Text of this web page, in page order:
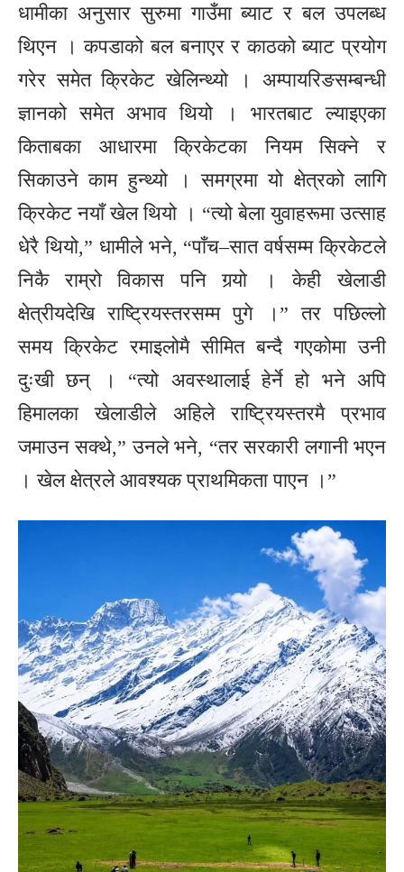
धामीका अनुसार सुरुमा गाउँमा ब्याट र बल उपलब्ध
थिएन । कपडाको बल बनाएर र काठको ब्याट प्रयोग
गरेर समेत क्रिकेट खेलिन्थ्यो । अम्पायरिङसम्बन्धी
ज्ञानको समेत अभाव थियो । भारतबाट ल्याइएका
किताबका आधारमा क्रिकेटका नियम सिक्ने र
सिकाउने काम हुन्थ्यो । समग्रमा यो क्षेत्रको लागि
क्रिकेट नयाँ खेल थियो । “त्यो बेला युवाहरूमा उत्साह
धेरै थियो,” धामीले भने, “पाँच–सात वर्षसम्म क्रिकेटले
निकै राम्रो विकास पनि गर्‍यो । केही खेलाडी
क्षेत्रीयदेखि राष्ट्रियस्तरसम्म पुगे ।” तर पछिल्लो
समय क्रिकेट रमाइलोमै सीमित बन्दै गएकोमा उनी
दुःखी छन् । “त्यो अवस्थालाई हेर्ने हो भने अपि
हिमालका खेलाडीले अहिले राष्ट्रियस्तरमै प्रभाव
जमाउन सक्थे,” उनले भने, “तर सरकारी लगानी भएन
। खेल क्षेत्रले आवश्यक प्राथमिकता पाएन ।”